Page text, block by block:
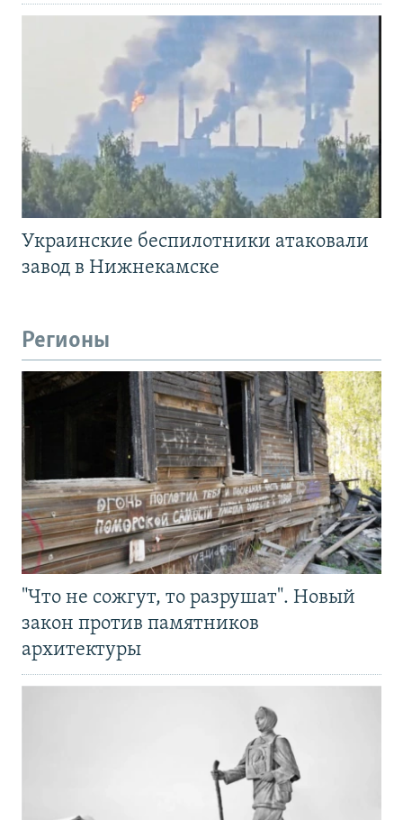
Украинские беспилотники атаковали
завод в Нижнекамске
Регионы
"Что не сожгут, то разрушат". Новый
закон против памятников
архитектуры